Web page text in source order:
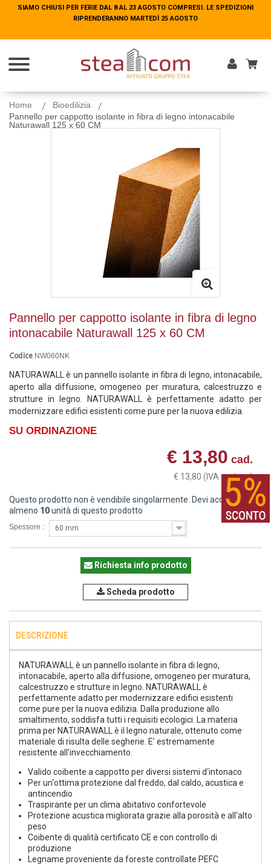
SIAMO CHIUSI PER FERIE DAL 8 AL 23 AGOSTO COMPRESI. LE SPEDIZIONI
RIPRENDERANNO MARTEDÌ 25 AGOSTO
Home
Bioedilizia
Pannello per cappotto isolante in fibra di legno intonacabile
Naturawall 125 x 60 CM
Pannello per cappotto isolante in fibra di legno
intonacabile Naturawall 125 x 60 CM
Codice NW060NK
NATURAWALL è un pannello isolante in fibra di legno, intonacabile,
aperto alla diffusione, omogeneo per muratura, calcestruzzo e
strutture in legno. NATURAWALL è perfettamente adatto per
modernizzare edifici esistenti come pure per la nuova edilizia.
SU ORDINAZIONE
€ 13,80 cad.
€ 13,80 (IVA esclusa)
Questo prodotto non è vendibile singolarmente. Devi acquistare
almeno 10unità di questo prodotto
Spessore : 60 mm
Richiesta info prodotto
Scheda prodotto
DESCRIZIONE
NATURAWALL è un pannello isolante in fibra di legno,
intonacabile, aperto alla diffusione, omogeneo per muratura,
calcestruzzo e strutture in legno. NATURAWALL è
perfettamente adatto per modernizzare edifici esistenti
come pure per la nuova edilizia. Dalla produzione allo
smaltimento, soddisfa tutti i requisiti ecologici. La materia
prima per NATURAWALL è il legno naturale, ottenuto come
materiale di risulta delle segherie. E’ estremamente
resistente all’invecchiamento.
Valido coibente a cappotto per diversi sistemi d‘intonaco
Per un‘ottima protezione dal freddo, dal caldo, acustica e
antincendio
Traspirante per un clima abitativo confortevole
Protezione acustica migliorata grazie alla porosità e all‘alto
peso
Coibente di qualità certificato CE e con controllo di
produzione
Legname proveniente da foreste controllate PEFC
SIAMO CHIUSI PER FERIE DAL 8 AL 23 AGOSTO COMPRESI. LE SPEDIZIONI
RIPRENDERANNO MARTEDÌ 25 AGOSTO